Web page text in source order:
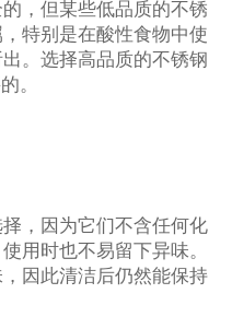
，但某些低品质的不锈
特别是在酸性食物中使
。选择高品质的不锈钢
。
，因为它们不含任何化
用时也不易留下异味。
因此清洁后仍然能保持